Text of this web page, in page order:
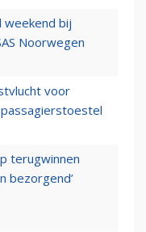
weekend bij
Noorwegen
voor
terugwinnen
bezorgend’